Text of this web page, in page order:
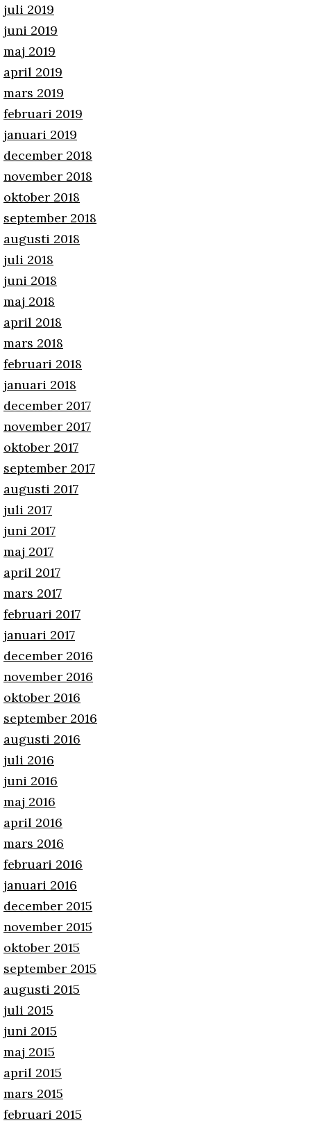
juli 2019
juni 2019
maj 2019
april 2019
mars 2019
februari 2019
januari 2019
december 2018
november 2018
oktober 2018
september 2018
augusti 2018
juli 2018
juni 2018
maj 2018
april 2018
mars 2018
februari 2018
januari 2018
december 2017
november 2017
oktober 2017
september 2017
augusti 2017
juli 2017
juni 2017
maj 2017
april 2017
mars 2017
februari 2017
januari 2017
december 2016
november 2016
oktober 2016
september 2016
augusti 2016
juli 2016
juni 2016
maj 2016
april 2016
mars 2016
februari 2016
januari 2016
december 2015
november 2015
oktober 2015
september 2015
augusti 2015
juli 2015
juni 2015
maj 2015
april 2015
mars 2015
februari 2015